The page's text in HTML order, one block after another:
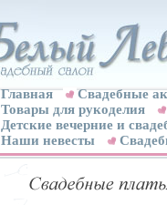
Главная
Свадебные
Товары для рукоделия
Детские вечерние и
Наши невесты